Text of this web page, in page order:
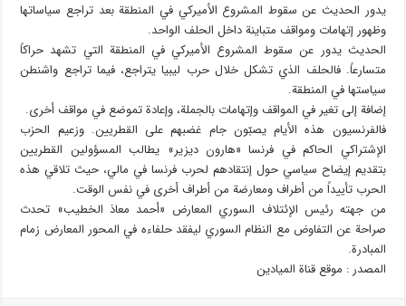
يدور الحديث عن سقوط المشروع الأميركي في المنطقة بعد تراجع سياساتها
وظهور إتهامات ومواقف متباينة داخل الحلف الواحد.
الحديث يدور عن سقوط المشروع الأميركي في المنطقة التي تشهد حراكاً
متسارعاً. فالحلف الذي تشكل خلال حرب ليبيا يتراجع، فيما تراجع واشنطن
سياستها في المنطقة.
إضافة إلى تغير في المواقف وإتهامات بالجملة، وإعادة تموضع في مواقف أخرى.
فالفرنسيون هذه الأيام يصبّون جام غضبهم على القطريين. وزعيم الحزب
الإشتراكي الحاكم في فرنسا «هارون ديزير» يطالب المسؤولين القطريين
بتقديم إيضاح سياسي حول إنتقادهم لحرب فرنسا في مالي، حيث تلاقي هذه
الحرب تأييداً من أطراف ومعارضة من أطراف أخرى في نفس الوقت.
من جهته رئيس الإئتلاف السوري المعارض «أحمد معاذ الخطيب» تحدث
صراحة عن التفاوض مع النظام السوري ليفقد حلفاءه في المحور المعارض زمام
المبادرة.
المصدر : موقع قناة الميادين